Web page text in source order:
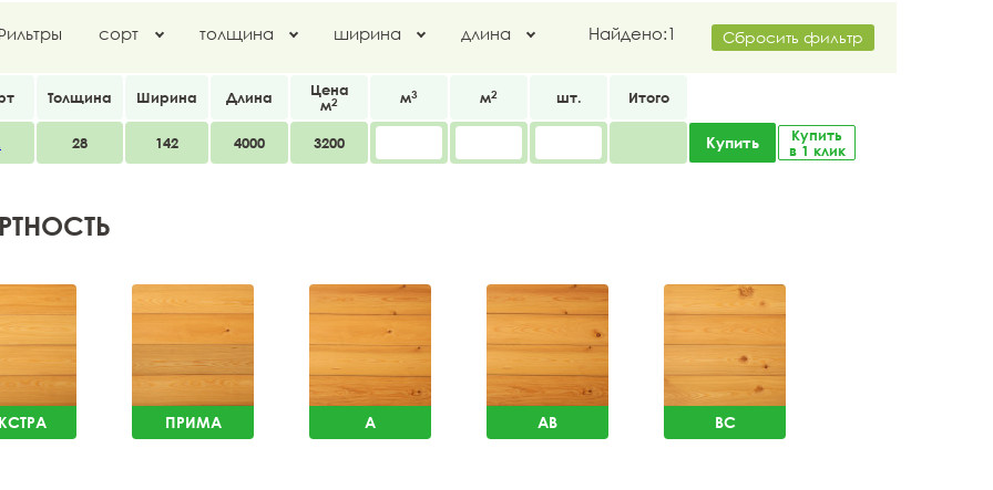
сорт толщина ширина длина Найдено:1 Сбросить фильтр
Толщина Ширина Длина
Цена
м2 м3 м2 шт. Итого
28 142 4000 3200 Купить
Купить
в 1 клик
ПРИМА A AB BC